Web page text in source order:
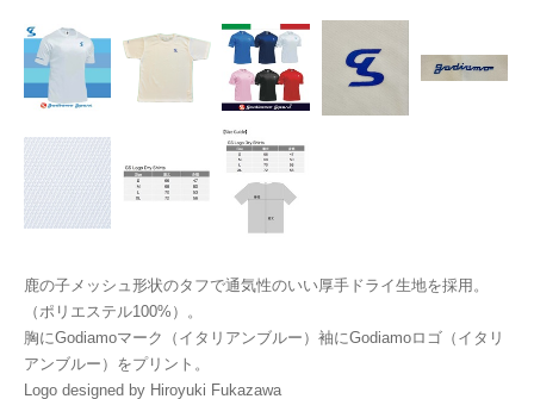
鹿の子メッシュ形状のタフで通気性のいい厚手ドライ生地を採用。
（ポリエステル100%）。
胸にGodiamoマーク（イタリアンブルー）袖にGodiamoロゴ（イタリ
アンブルー）をプリント。
Logo designed by Hiroyuki Fukazawa